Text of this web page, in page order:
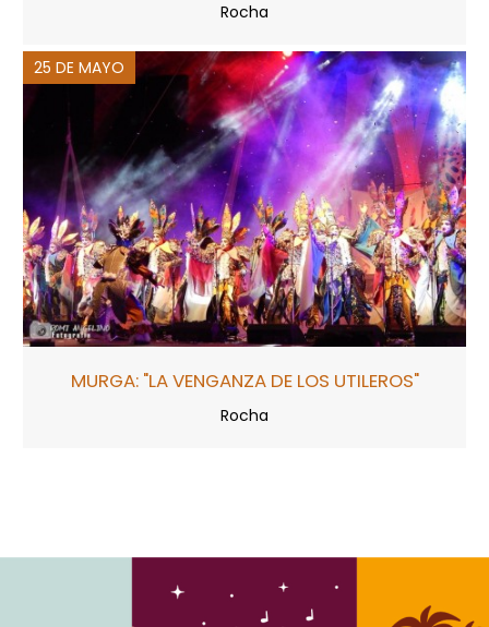
Rocha
25 DE MAYO
MURGA: "LA VENGANZA DE LOS UTILEROS"
Rocha